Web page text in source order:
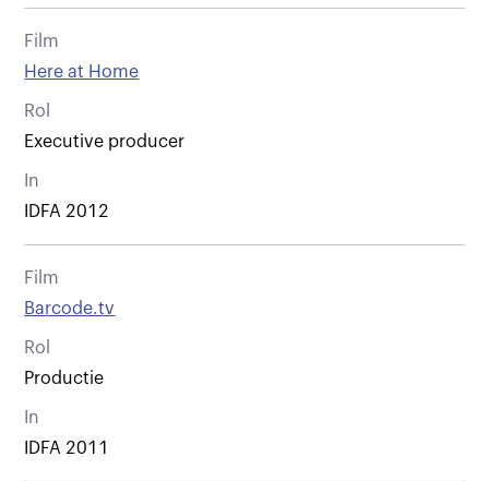
Film
Here at Home
Rol
Executive producer
In
IDFA 2012
Film
Barcode.tv
Rol
Productie
In
IDFA 2011